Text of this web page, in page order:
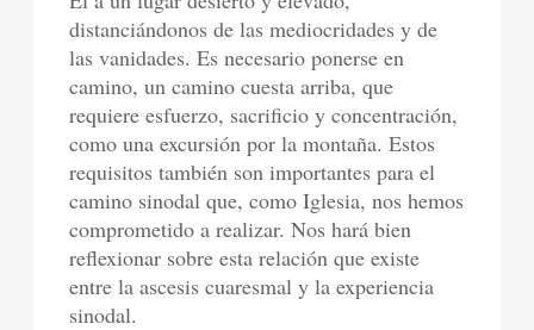
distanciándonos de las mediocridades y de
las vanidades. Es necesario ponerse en
camino, un camino cuesta arriba, que
requiere esfuerzo, sacrificio y concentración,
como una excursión por la montaña. Estos
requisitos también son importantes para el
camino sinodal que, como Iglesia, nos hemos
comprometido a realizar. Nos hará bien
reflexionar sobre esta relación que existe
entre la ascesis cuaresmal y la experiencia
sinodal.